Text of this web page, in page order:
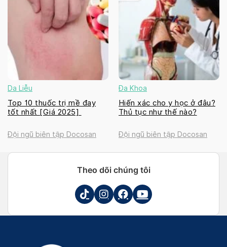
Da Liễu
Top 10 thuốc trị mề đay
tốt nhất [Giá 2025]
Đội ngũ biên tập Docosan
Đa Khoa
Hiến xác cho y học ở đâu?
Thủ tục như thế nào?
Đội ngũ biên tập Docosan
Theo dõi chúng tôi